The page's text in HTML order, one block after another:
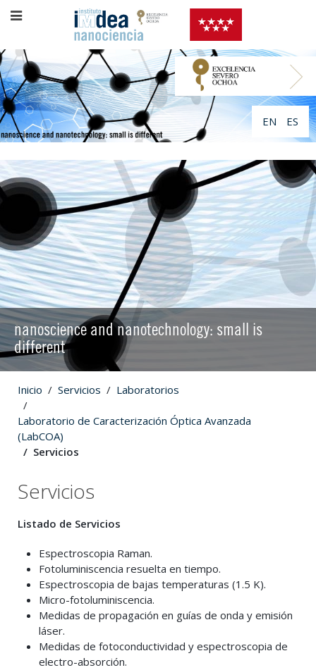
EN ES
nanoscience and nanotechnology: small is
different
Inicio Servicios Laboratorios
Laboratorio de Caracterización Óptica Avanzada
(LabCOA)
Servicios
Servicios
Listado de Servicios
Espectroscopia Raman.
Fotoluminiscencia resuelta en tiempo.
Espectroscopia de bajas temperaturas (1.5 K).
Micro-fotoluminiscencia.
Medidas de propagación en guías de onda y emisión
láser.
Medidas de fotoconductividad y espectroscopia de
electro-absorción.